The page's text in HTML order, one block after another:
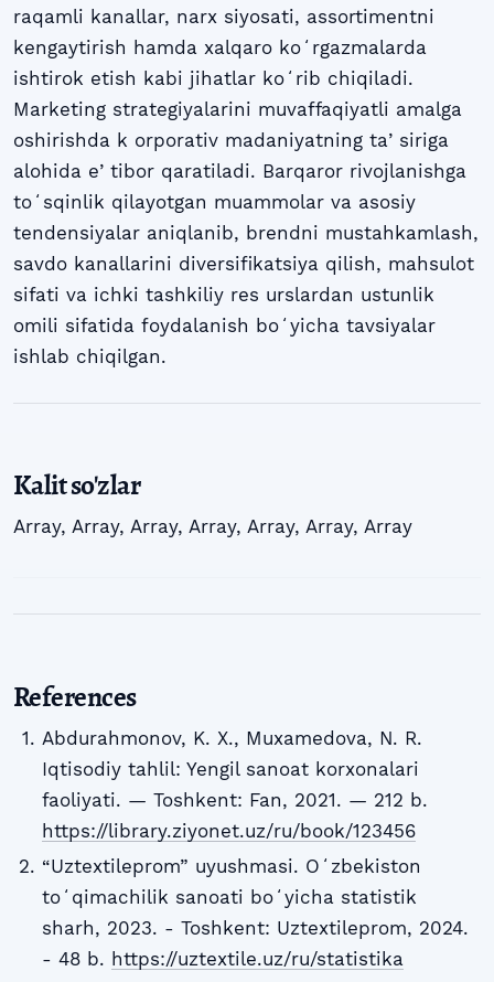
raqamli kanallar, narx siyosati, assortimentni
kengaytirish hamda xalqaro koʻrgazmalarda
ishtirok etish kabi jihatlar koʻrib chiqiladi.
Marketing strategiyalarini muvaffaqiyatli amalga
oshirishda k orporativ madaniyatning taʼsiriga
alohida eʼtibor qaratiladi. Barqaror rivojlanishga
toʻsqinlik qilayotgan muammolar va asosiy
tendensiyalar aniqlanib, brendni mustahkamlash,
savdo kanallarini diversifikatsiya qilish, mahsulot
sifati va ichki tashkiliy res urslardan ustunlik
omili sifatida foydalanish boʻyicha tavsiyalar
ishlab chiqilgan.
Kalit so'zlar
Array, Array, Array, Array, Array, Array, Array
References
Abdurahmonov, K. X., Muxamedova, N. R.
Iqtisodiy tahlil: Yengil sanoat korxonalari
faoliyati. — Toshkent: Fan, 2021. — 212 b.
https://library.ziyonet.uz/ru/book/123456
“Uztextileprom” uyushmasi. Oʻzbekiston
toʻqimachilik sanoati boʻyicha statistik
sharh, 2023. - Toshkent: Uztextileprom, 2024.
- 48 b. https://uztextile.uz/ru/statistika